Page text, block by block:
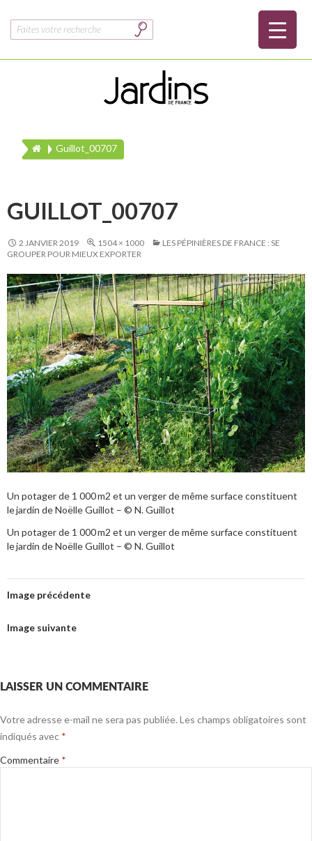
Rechercher :
Guillot_00707
GUILLOT_00707
2 JANVIER 2019 1504 × 1000
LES PÉPINIÈRES DE FRANCE : SE
GROUPER POUR MIEUX EXPORTER
Un potager de 1 000 m2 et un verger de même surface constituent
le jardin de Noëlle Guillot – © N. Guillot
Un potager de 1 000 m2 et un verger de même surface constituent
le jardin de Noëlle Guillot – © N. Guillot
Image précédente
Image suivante
LAISSER UN COMMENTAIRE
Votre adresse e-mail ne sera pas publiée. Les champs obligatoires sont
indiqués avec *
Commentaire *